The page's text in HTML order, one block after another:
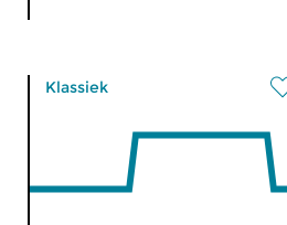
Klassiek